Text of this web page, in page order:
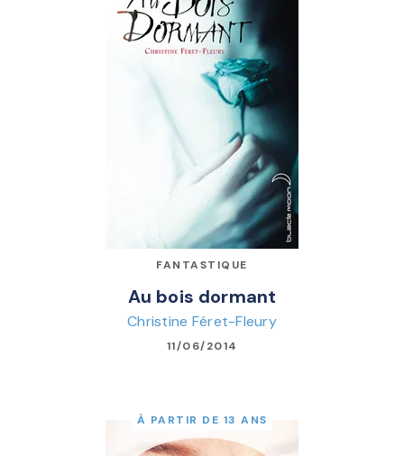
FANTASTIQUE
Au bois dormant
Christine Féret-Fleury
11/06/2014
À PARTIR DE 13 ANS